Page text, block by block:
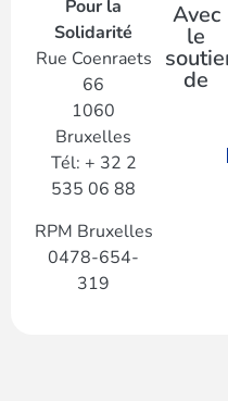
Pour la
Solidarité
Rue Coenraets
66
1060
Bruxelles
Tél: + 32 2
535 06 88
RPM Bruxelles
0478-654-
319
Avec
le
de